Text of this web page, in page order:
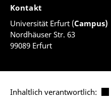
Kontakt
Universität Erfurt (Campus)
Nordhäuser Str. 63
99089 Erfurt
Inhaltlich verantwortlich: